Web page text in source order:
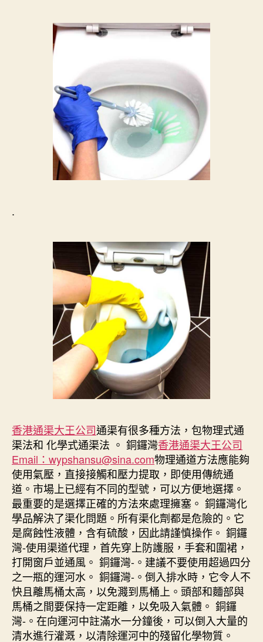
.
香港通渠大王公司通渠有很多種方法，包物理式通
渠法和 化學式通渠法 。 銅鑼灣香港通渠大王公司
Email：wypshansu@sina.com物理通道方法應能夠
使用氣壓，直接接觸和壓力提取，即使用傳統通
道。市場上已經有不同的型號，可以方便地選擇。
最重要的是選擇正確的方法來處理擁塞。 銅鑼灣化
學品解決了渠化問題。所有渠化劑都是危險的。它
是腐蝕性液體，含有硫酸，因此請謹慎操作。 銅鑼
灣-使用渠道代理，首先穿上防護服，手套和圍裙，
打開窗戶並通風。 銅鑼灣-。建議不要使用超過四分
之一瓶的運河水。 銅鑼灣-。倒入排水時，它令人不
快且離馬桶太高，以免濺到馬桶上。頭部和麵部與
馬桶之間要保持一定距離，以免吸入氣體。 銅鑼
灣-。在向運河中註滿水一分鐘後，可以倒入大量的
清水進行灌溉，以清除運河中的殘留化學物質。